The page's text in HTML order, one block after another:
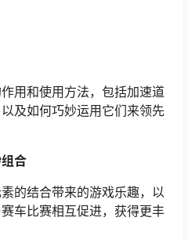
用和使用方法，包括加速道
及如何巧妙运用它们来领先
合
的结合带来的游戏乐趣，以
车比赛相互促进，获得更丰